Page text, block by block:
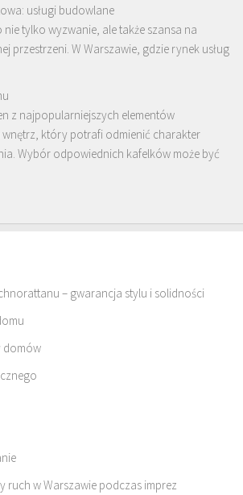
usługi budowlane
nie tylko wyzwanie, ale także szansa na
przestrzeni. W Warszawie, gdzie rynek usług
z najpopularniejszych elementów
który potrafi odmienić charakter
Wybór odpowiednich kafelków może być
– gwarancja stylu i solidności
domów
ruch w Warszawie podczas imprez